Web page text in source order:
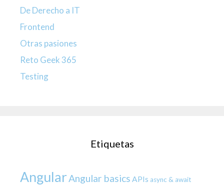
De Derecho a IT
Frontend
Otras pasiones
Reto Geek 365
Testing
Etiquetas
AngularAngular basics APIs async & await